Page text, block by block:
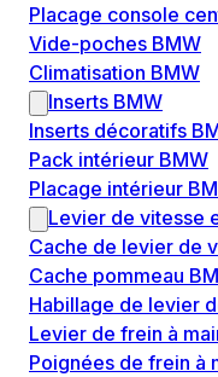
Placage console
Vide-poches BMW
Climatisation BMW
Inserts BMW
Inserts décoratifs
Pack intérieur BMW
Placage intérieur
Levier de vitesse
Cache de levier de
Cache pommeau
Habillage de levier
Levier de frein à
Poignées de frein à